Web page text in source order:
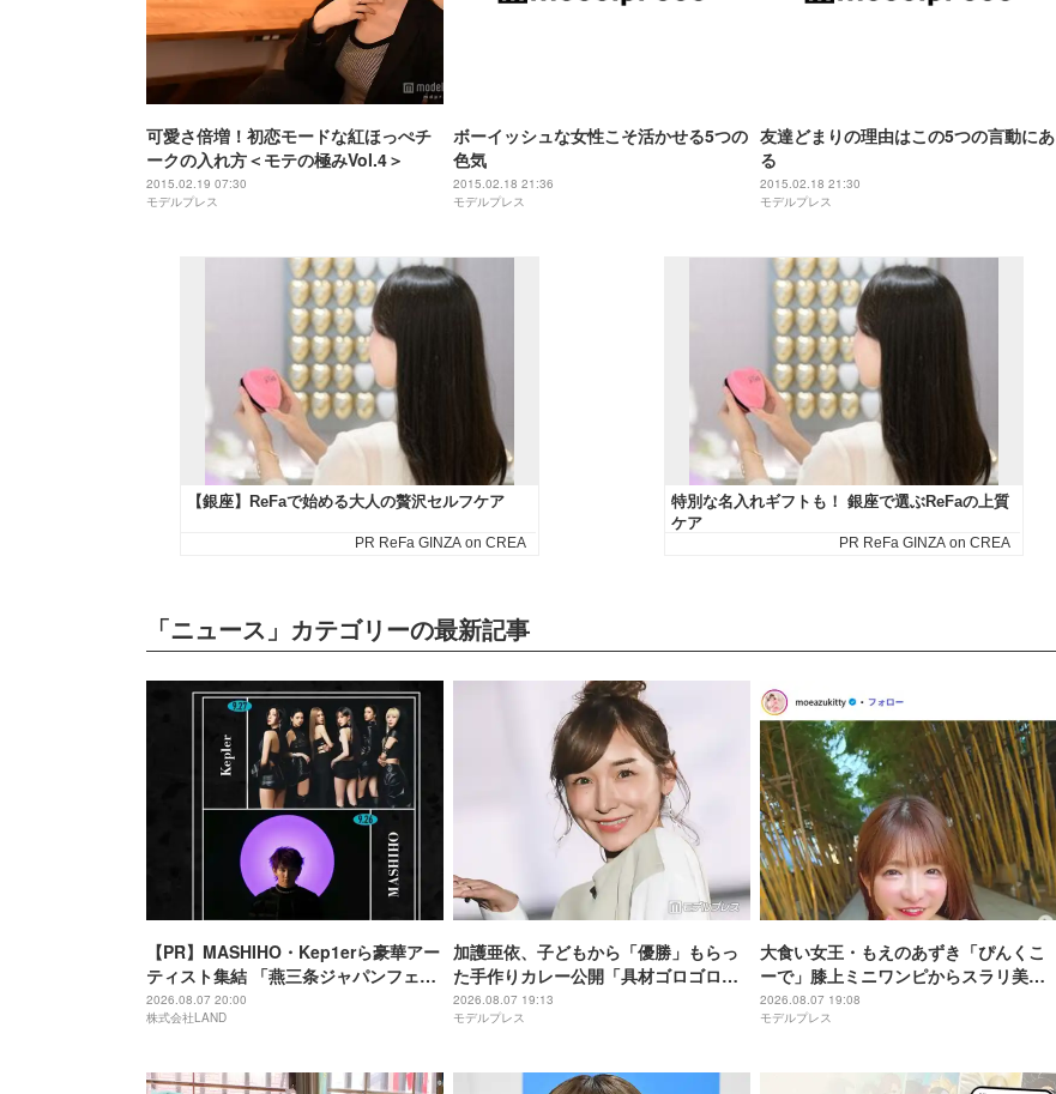
可愛さ倍増！初恋モードな紅ほっぺチ
ークの入れ方＜モテの極みVol.4＞
2015.02.19 07:30
モデルプレス
ボーイッシュな女性こそ活かせる5つの
色気
2015.02.18 21:36
モデルプレス
友達どまりの理由はこの5つの言動にあ
る
2015.02.18 21:30
モデルプレス
「ニュース」カテゴリーの最新記事
【PR】MASHIHO・Kep1erら豪華アー
ティスト集結 「燕三条ジャパンフェス
2026 powered by LANDCON」開催決
定
2026.08.07 20:00
株式会社LAND
加護亜依、子どもから「優勝」もらっ
た手作りカレー公開「具材ゴロゴロで
美味しそう」「母の愛が隠し味」と反
響
2026.08.07 19:13
モデルプレス
大食い女王・もえのあずき「ぴんくこ
ーで」膝上ミニワンピからスラリ美脚
「スタイル良くて脚が綺麗」「お人形
さんみたい」
2026.08.07 19:08
モデルプレス